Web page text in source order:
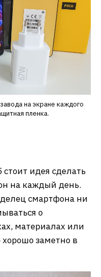
на экране каждого
пленка.
идея сделать
на каждый день.
смартфона ни
о
материалах или
хорошо заметно в